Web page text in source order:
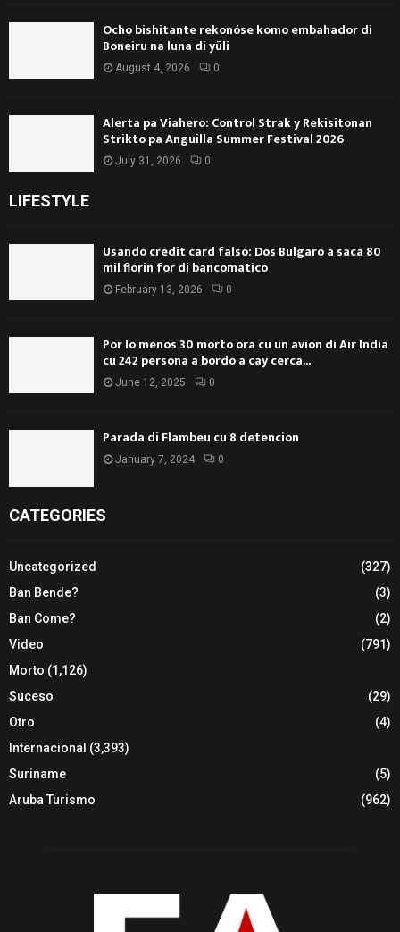
Ocho bishitante rekonóse komo embahador di
Boneiru na luna di yüli
August 4, 2026 0
Alerta pa Viahero: Control Strak y Rekisitonan
Strikto pa Anguilla Summer Festival 2026
July 31, 2026 0
LIFESTYLE
Usando credit card falso: Dos Bulgaro a saca 80
mil florin for di bancomatico
February 13, 2026 0
Por lo menos 30 morto ora cu un avion di Air India
cu 242 persona a bordo a cay cerca...
June 12, 2025 0
Parada di Flambeu cu 8 detencion
January 7, 2024 0
CATEGORIES
Uncategorized
(327)
Ban Bende?
(3)
Ban Come?
(2)
Video
(791)
Morto (1,126)
Suceso
(29)
Otro
(4)
Internacional (3,393)
Suriname
(5)
Aruba Turismo
(962)